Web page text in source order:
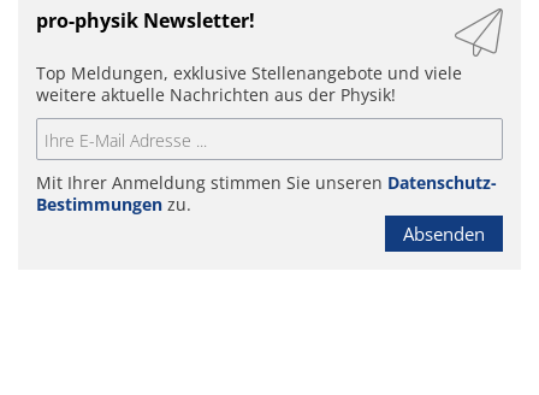
pro-physik Newsletter!
Top Meldungen, exklusive Stellenangebote und viele
weitere aktuelle Nachrichten aus der Physik!
Mit Ihrer Anmeldung stimmen Sie unseren Datenschutz-
Bestimmungen zu.
Absenden